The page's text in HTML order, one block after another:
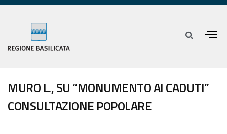
MURO L., SU “MONUMENTO AI CADUTI”
CONSULTAZIONE POPOLARE